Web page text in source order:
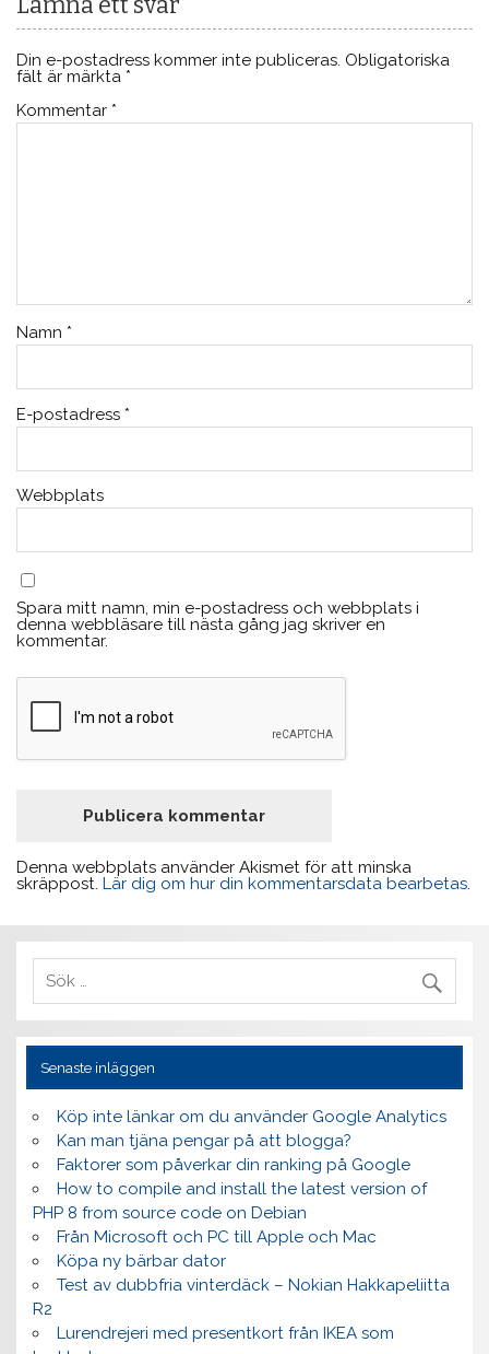
Din e-postadress kommer inte publiceras. Obligatoriska
fält är märkta *
Kommentar *
Namn *
E-postadress *
Webbplats
Spara mitt namn, min e-postadress och webbplats i
denna webbläsare till nästa gång jag skriver en
kommentar.
Denna webbplats använder Akismet för att minska
skräppost.Lär dig om hur din kommentarsdata bearbetas.
Senaste inläggen
Köp inte länkar om du använder Google Analytics
Kan man tjäna pengar på att blogga?
Faktorer som påverkar din ranking på Google
How to compile and install the latest version of
PHP 8 from source code on Debian
Från Microsoft och PC till Apple och Mac
Köpa ny bärbar dator
Test av dubbfria vinterdäck – Nokian Hakkapeliitta
R2
Lurendrejeri med presentkort från IKEA som